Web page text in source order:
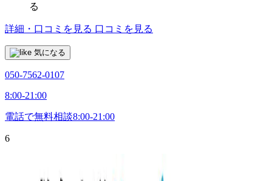
る
詳細・口コミを見る 口コミを見る
気になる
050-7562-0107
8:00-21:00
電話で無料相談8:00-21:00
6